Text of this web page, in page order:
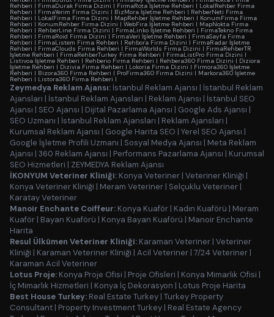
Rehberi | FirmaDurak Firma Dizini | FirmaRota İşletme Rehberi | LokalRehber Firma
Rehberi | FirmaYerim Firma Dizini | BizMora İşletme Rehberi | RehberNeti Firma
Rehberi | LokalFirma Firma Dizini | MapRehber İşletme Rehberi | KonumFirma Firma
Rehberi | KonumRehber Firma Dizini | WebFira İşletme Rehberi | MapNokta Firma
Rehberi | RehberLine Firma Dizini | FirmaLinko İşletme Rehberi | FirmaTekno Firma
Rehberi | FirmaRoid Firma Dizini | FirmaVeri İşletme Rehberi | FirmaSayfa Firma
Rehberi | FirmaListem Firma Rehberi | Rehbora Firma Dizini | FirmaRadar İşletme
Rehberi | FirmaClouds Firma Rehberi | FirmaWorlds Firma Dizini | FirmaRehberTR
İşletme Rehberi | FirmaRehberTurkey Firma Rehberi | FirmaListPro Firma Dizini |
Listivoa İşletme Rehberi | Rehberio Firma Rehberi | Rehbera360 Firma Dizini | Diziora
İşletme Rehberi | Dizivia Firma Rehberi | Lokoria Firma Dizini | Firmora360 İşletme
Rehberi | Bizora360 Firma Rehberi | ProFirma360 Firma Dizini | Markora360 İşletme
Rehberi | Listora360 Firma Rehberi |
Zeymedya Reklam Ajansı: İstanbul Reklam Ajansı | İstanbul Reklam
Ajansları | İstanbul Reklam Ajansları | Reklam Ajansı | İstanbul SEO
Ajansı | SEO Ajansı | Dijital Pazarlama Ajansı | Google Ads Ajansı |
SEO Uzmanı | İstanbul Reklam Ajansları | Reklam Ajansları |
Kurumsal Reklam Ajansı | Google Harita SEO | Yerel SEO Ajansı |
Google İşletme Profili Uzmanı | Sosyal Medya Ajansı | Meta Reklam
Ajansı | 360 Reklam Ajansı | Performans Pazarlama Ajansı | Kurumsal
SEO Hizmetleri | ZEYMEDYA Reklam Ajansı
İKONYUM Veteriner Kliniği: Konya Veteriner | Veteriner Kliniği |
Konya Veteriner Kliniği | Meram Veteriner | Selçuklu Veteriner |
Karatay Veteriner
Manoir Enchante Coiffeur: Konya Kuaför | Kadın Kuaförü | Meram
Kuaför | Bayan Kuaförü | Konya Bayan Kuaförü | Manoir Enchante
Harita
Resul Ülkümen Veteriner Kliniği: Karaman Veteriner | Veteriner
Kliniği | Karaman Veteriner Kliniği | Acil Veteriner | 7/24 Veteriner |
Karaman Acil Veteriner
Lotus Proje: Konya Proje Ofisi | Proje Ofisleri | Konya Mimarlık Ofisi |
İç Mimarlık Hizmetleri | Konya İç Dekorasyon | Lotus Proje Harita
Best House Turkey: Real Estate Turkey | Turkey Property
Consultant | Property Investment Turkey | Real Estate Agency